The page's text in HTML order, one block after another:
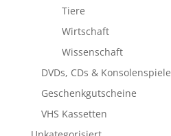
Tiere
Wirtschaft
Wissenschaft
DVDs, CDs & Konsolenspiele
Geschenkgutscheine
VHS Kassetten